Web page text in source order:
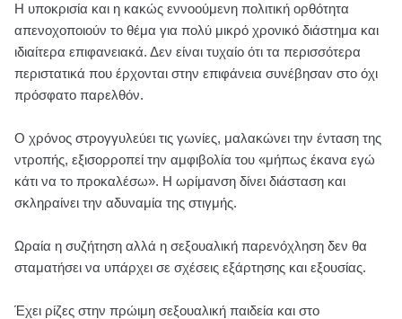
Η υποκρισία και η κακώς εννοούμενη πολιτική ορθότητα
απενοχοποιούν το θέμα για πολύ μικρό χρονικό διάστημα και
ιδιαίτερα επιφανειακά. Δεν είναι τυχαίο ότι τα περισσότερα
περιστατικά που έρχονται στην επιφάνεια συνέβησαν στο όχι
πρόσφατο παρελθόν.
Ο χρόνος στρογγυλεύει τις γωνίες, μαλακώνει την ένταση της
ντροπής, εξισορροπεί την αμφιβολία του «μήπως έκανα εγώ
κάτι να το προκαλέσω». Η ωρίμανση δίνει διάσταση και
σκληραίνει την αδυναμία της στιγμής.
Ωραία η συζήτηση αλλά η σεξουαλική παρενόχληση δεν θα
σταματήσει να υπάρχει σε σχέσεις εξάρτησης και εξουσίας.
Έχει ρίζες στην πρώιμη σεξουαλική παιδεία και στο